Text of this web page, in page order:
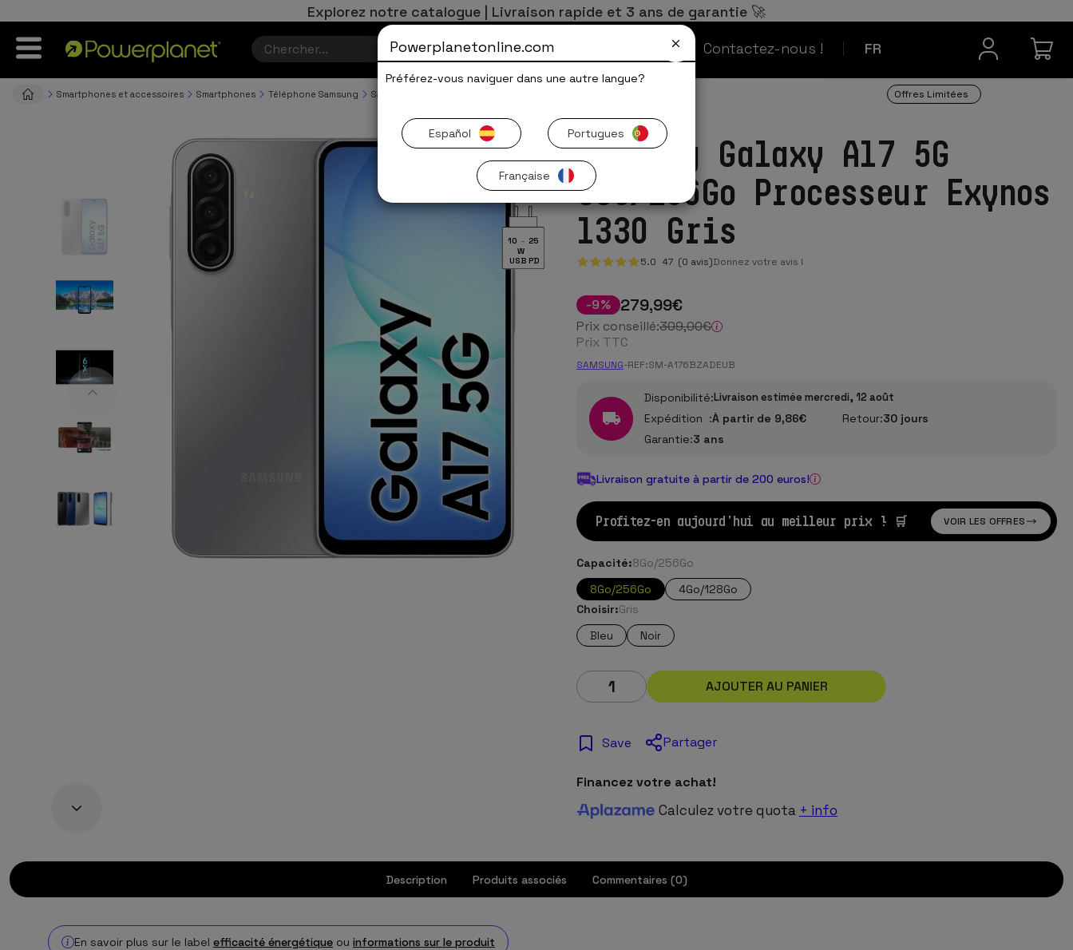
Explorez notre catalogue | Livraison rapide et 3 ans de garantie 🚀
FR
Contactez-nous !
Contact
Smartphones et accessoires Smartphones Téléphone Samsung Samsung Galaxy A Offres Limitées
10 - 25
W
USB PD
Samsung Galaxy A17 5G
8Go/256Go Processeur Exynos
1330 Gris
5.0 47 (0 avis)Donnez votre avis !
-9% 279,99€
Prix conseillé:309,00€
Prix TTC
SAMSUNG-REF:SM-A176BZADEUB
Disponibilité:Livraison estimée mercredi, 12 août
Expédition :À partir de 9,86€ Retour:30 jours
Garantie:3 ans
Livraison gratuite à partir de 200 euros!
Profitez-en aujourd'hui au meilleur prix ! 🛒 VOIR LES OFFRES
Capacité:8Go/256Go
8Go/256Go
4Go/128Go
Choisir:Gris
Bleu
Noir
AJOUTER AU PANIER
Save Partager
Financez votre achat!
Calculez votre quota + info
Description Produits associés Commentaires (0)
En savoir plus sur le label efficacité énergétique ou informations sur le produit
Powerplanetonline.com
Préférez-vous naviguer dans une autre langue?
Español Portugues
Française